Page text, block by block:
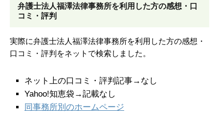
弁護士法人福澤法律事務所を利用した方の感想・口
コミ・評判
実際に弁護士法人福澤法律事務所を利用した方の感想・
口コミ・評判をネットで検索しました。
ネット上の口コミ・評判記事→なし
Yahoo!知恵袋→記載なし
同事務所別のホームページ